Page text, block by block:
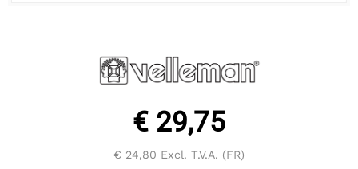
€ 29,75
€ 24,80 Excl. T.V.A. (FR)